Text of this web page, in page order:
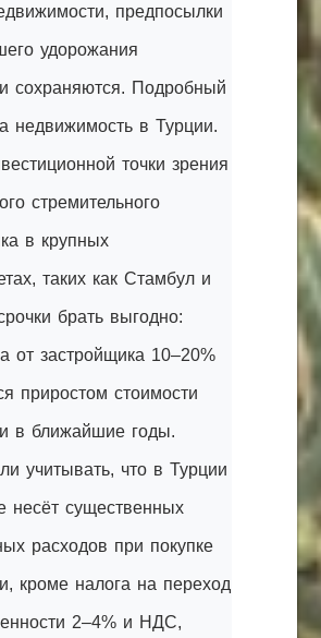
предпосылки
удорожания
сохраняются. Подробный
недвижимость в Турции.
точки зрения
стремительного
в крупных
таких как Стамбул и
брать выгодно:
от застройщика 10–20%
приростом стоимости
в ближайшие годы.
учитывать, что в Турции
несёт существенных
расходов при покупке
кроме налога на переход
2–4% и НДС,